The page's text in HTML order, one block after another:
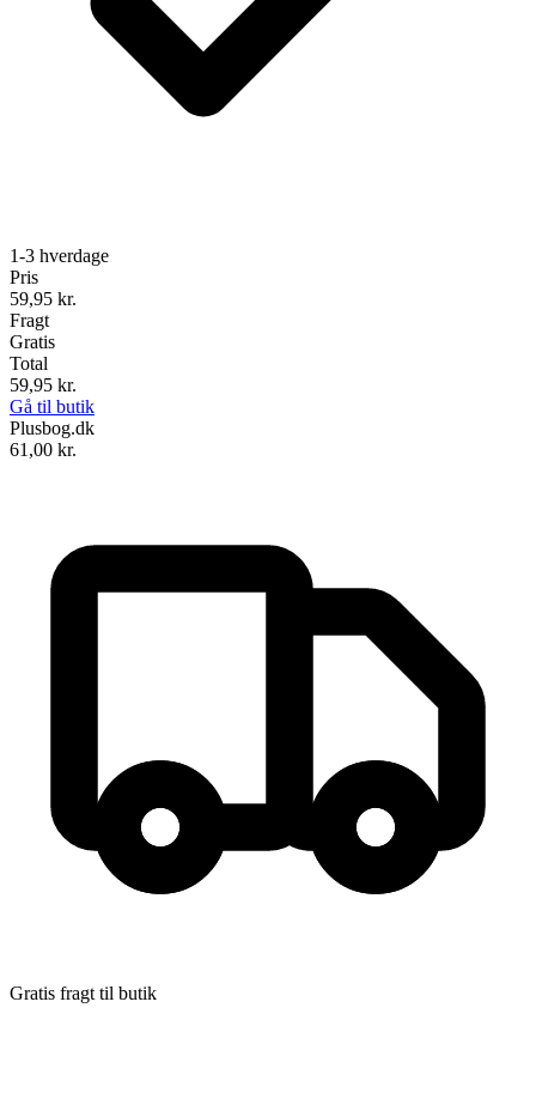
1-3 hverdage
Pris
59,95 kr.
Fragt
Gratis
Total
59,95 kr.
Gå til butik
Plusbog.dk
61,00 kr.
Gratis fragt til butik